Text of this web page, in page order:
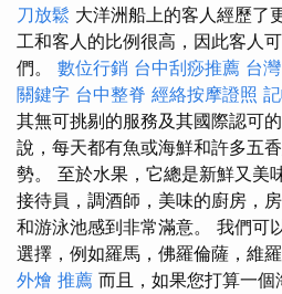
刀放鬆 大洋洲船上的客人經歷了
工和客人的比例很高，因此客人
們。 數位行銷 台中刮痧推薦 台
關鍵字 台中整脊 經絡按摩證照
其無可挑剔的服務及其國際認可
說，每天都有魚或海鮮和許多五
勢。 至於水果，它總是新鮮又美
接待員，調酒師，美味的廚房，
和游泳池感到非常滿意。 我們可
選擇，例如羅馬，佛羅倫薩，維
外燴 推薦 而且，如果您打算一